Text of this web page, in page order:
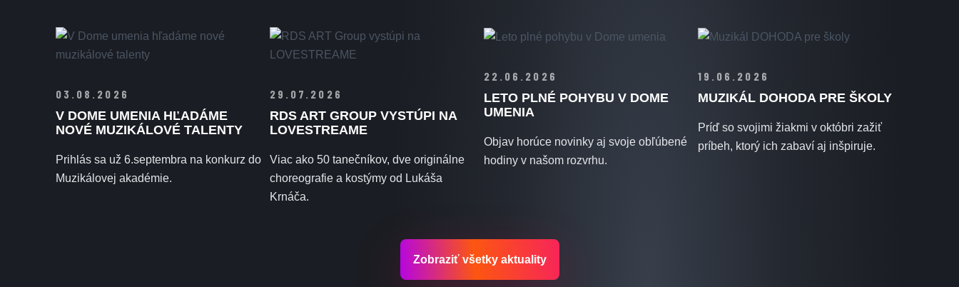
03.08.2026
V DOME UMENIA HĽADÁME
NOVÉ MUZIKÁLOVÉ TALENTY
Prihlás sa už 6.septembra na konkurz do
Muzikálovej akadémie.
29.07.2026
RDS ART GROUP VYSTÚPI NA
LOVESTREAME
Viac ako 50 tanečníkov, dve originálne
choreografie a kostýmy od Lukáša
Krnáča.
22.06.2026
LETO PLNÉ POHYBU V DOME
UMENIA
Objav horúce novinky aj svoje obľúbené
hodiny v našom rozvrhu.
19.06.2026
MUZIKÁL DOHODA PRE ŠKOLY
Príď so svojimi žiakmi v októbri zažiť
príbeh, ktorý ich zabaví aj inšpiruje.
Zobraziť všetky aktuality